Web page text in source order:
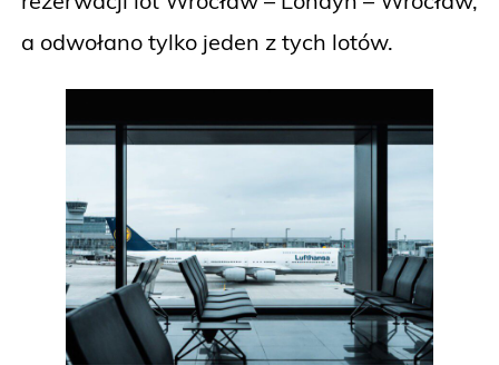
a odwołano tylko jeden z tych lotów.